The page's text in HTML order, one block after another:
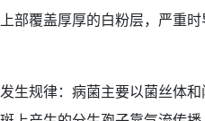
上部覆盖厚厚的白粉层，严重
发生规律：病菌主要以菌丝体